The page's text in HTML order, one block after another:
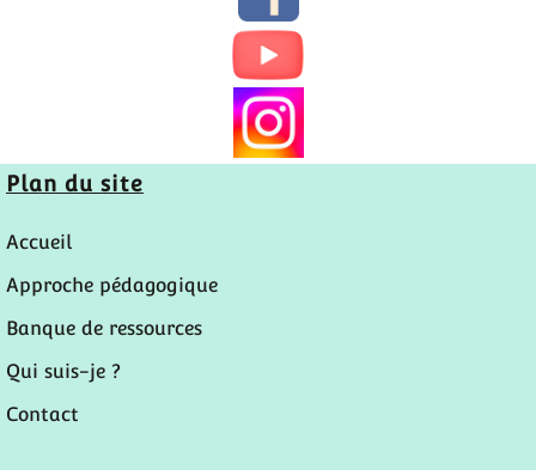
Plan du site
Accueil
Approche pédagogique
Banque de ressources
Qui suis-je ?
Contact